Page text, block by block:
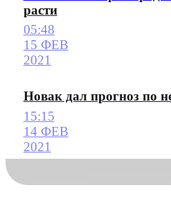
расти
05:48
15 ФЕВ
2021
Новак дал прогноз по
15:15
14 ФЕВ
2021